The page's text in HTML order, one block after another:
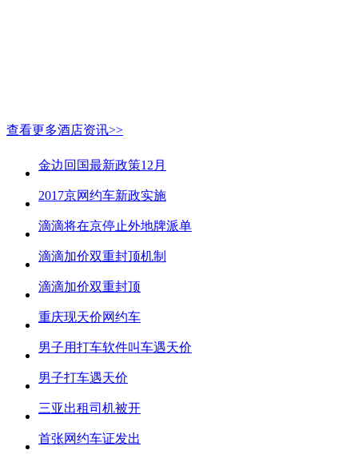
查看更多酒店资讯>>
金边回国最新政策12月
2017京网约车新政实施
滴滴将在京停止外地牌派单
滴滴加价双重封顶机制
滴滴加价双重封顶
重庆现天价网约车
男子用打车软件叫车遇天价
男子打车遇天价
三亚出租司机被开
首张网约车证发出